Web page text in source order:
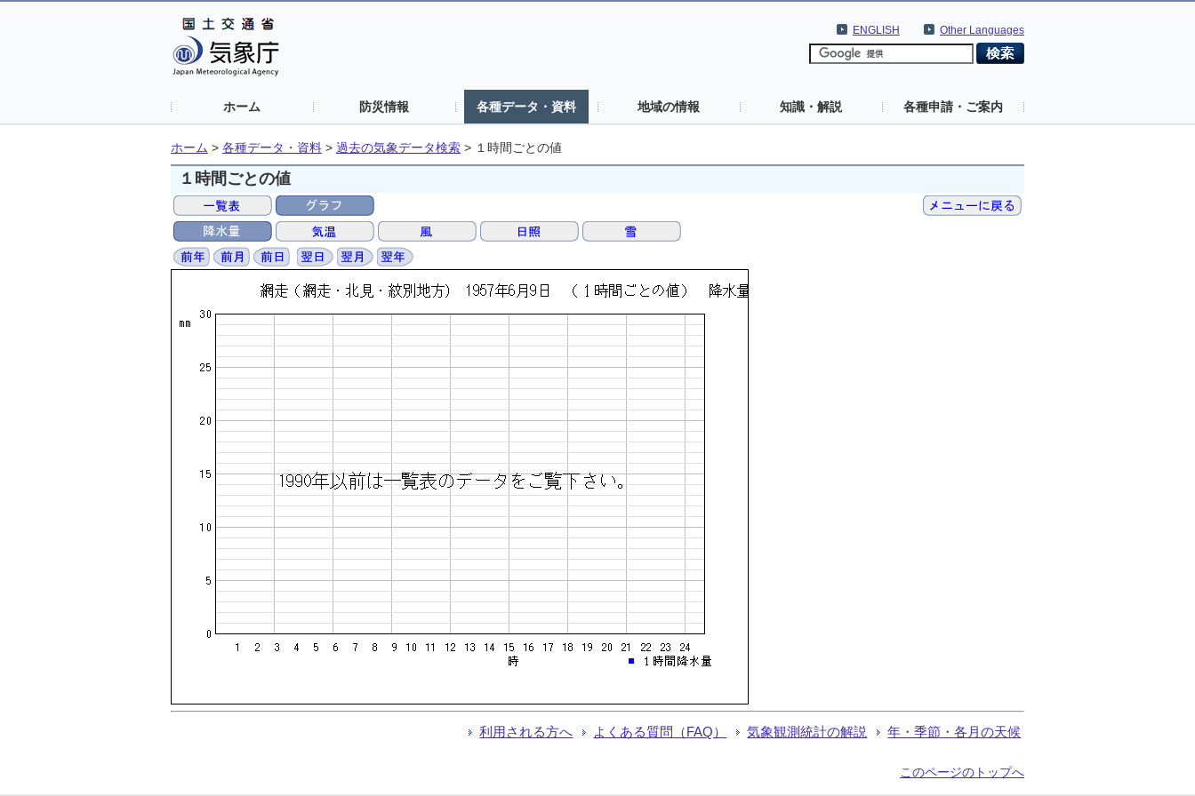
Other Languages
ENGLISH
ホーム 防災情報 各種データ・資料 地域の情報 知識・解説 各種申請・ご案内
ホーム > 各種データ・資料 > 過去の気象データ検索 > １時間ごとの値
１時間ごとの値
利用される方へ よくある質問（FAQ） 気象観測統計の解説 年・季節・各月の天候
このページのトップへ